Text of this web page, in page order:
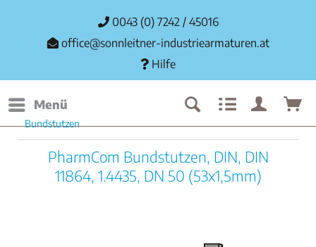
0043 (0) 7242 / 45016
office@sonnleitner-industriearmaturen.at
Hilfe
Menü
Bundstutzen
PharmCom Bundstutzen, DIN, DIN
11864, 1.4435, DN 50 (53x1,5mm)